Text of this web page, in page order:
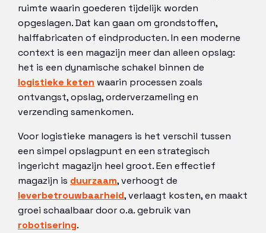
ruimte waarin goederen tijdelijk worden
opgeslagen. Dat kan gaan om grondstoffen,
halffabricaten of eindproducten. In een moderne
context is een magazijn meer dan alleen opslag:
het is een dynamische schakel binnen de
logistieke keten waarin processen zoals
ontvangst, opslag, orderverzameling en
verzending samenkomen.
Voor logistieke managers is het verschil tussen
een simpel opslagpunt en een strategisch
ingericht magazijn heel groot. Een effectief
magazijn is duurzaam, verhoogt de
leverbetrouwbaarheid, verlaagt kosten, en maakt
groei schaalbaar door o.a. gebruik van
robotisering.